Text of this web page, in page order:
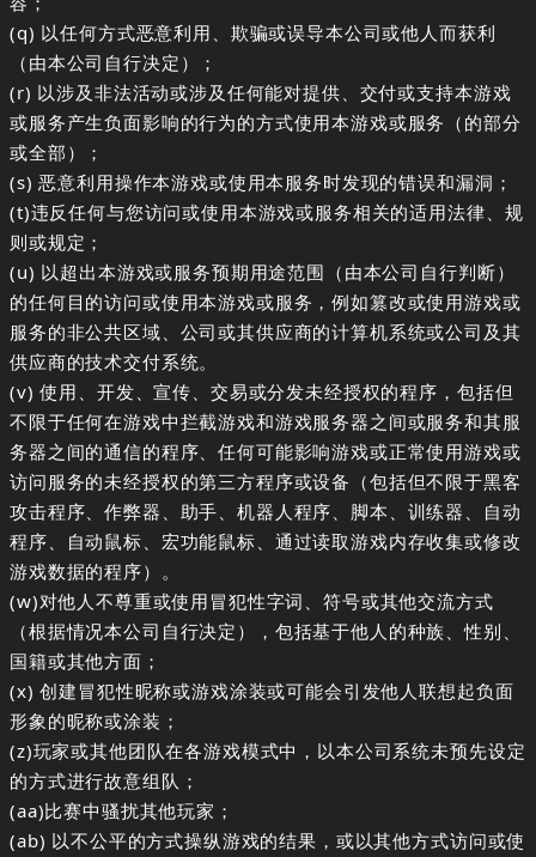
(q) 以任何方式恶意利用、欺骗或误导本公司或他人而获利
（由本公司自行决定）；
(r) 以涉及非法活动或涉及任何能对提供、交付或支持本游戏
或服务产生负面影响的行为的方式使用本游戏或服务（的部分
或全部）；
(s) 恶意利用操作本游戏或使用本服务时发现的错误和漏洞；
(t)违反任何与您访问或使用本游戏或服务相关的适用法律、规
则或规定；
(u) 以超出本游戏或服务预期用途范围（由本公司自行判断）
的任何目的访问或使用本游戏或服务，例如篡改或使用游戏或
服务的非公共区域、公司或其供应商的计算机系统或公司及其
供应商的技术交付系统。
(v) 使用、开发、宣传、交易或分发未经授权的程序，包括但
不限于任何在游戏中拦截游戏和游戏服务器之间或服务和其服
务器之间的通信的程序、任何可能影响游戏或正常使用游戏或
访问服务的未经授权的第三方程序或设备（包括但不限于黑客
攻击程序、作弊器、助手、机器人程序、脚本、训练器、自动
程序、自动鼠标、宏功能鼠标、通过读取游戏内存收集或修改
游戏数据的程序）。
(w)对他人不尊重或使用冒犯性字词、符号或其他交流方式
（根据情况本公司自行决定），包括基于他人的种族、性别、
国籍或其他方面；
(x) 创建冒犯性昵称或游戏涂装或可能会引发他人联想起负面
形象的昵称或涂装；
(z)玩家或其他团队在各游戏模式中，以本公司系统未预先设定
的方式进行故意组队；
(aa)比赛中骚扰其他玩家；
(ab) 以不公平的方式操纵游戏的结果，或以其他方式访问或使